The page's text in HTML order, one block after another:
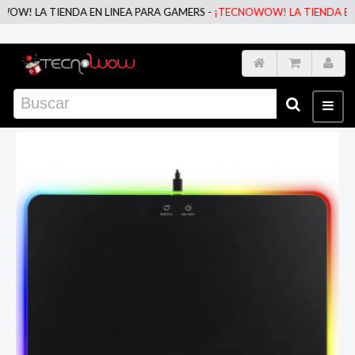
LA TIENDA EN LINEA PARA GAMERS -¡TECNOWOW! LA TIENDA EN